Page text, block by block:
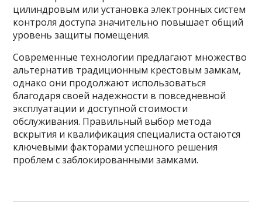
цилиндровым или установка электронных систем
контроля доступа значительно повышает общий
уровень защиты помещения.
Современные технологии предлагают множество
альтернатив традиционным крестовым замкам,
однако они продолжают использоваться
благодаря своей надежности в повседневной
эксплуатации и доступной стоимости
обслуживания. Правильный выбор метода
вскрытия и квалификация специалиста остаются
ключевыми факторами успешного решения
проблем с заблокированными замками.